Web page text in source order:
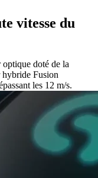
vitesse du
doté de la
Fusion
les 12 m/s.